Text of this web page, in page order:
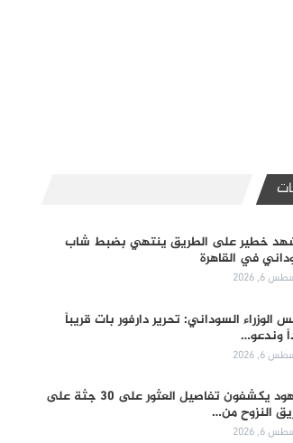
خطير على الطريق ينتهي بضبط شاب
في القاهرة
6, 2026
الوزراء السوداني: تحرير دارفور بات قريباً
وندعو…
6, 2026
شهود يكشفون تفاصيل العثور على 30 جثة على
النزوح من…
6, 2026